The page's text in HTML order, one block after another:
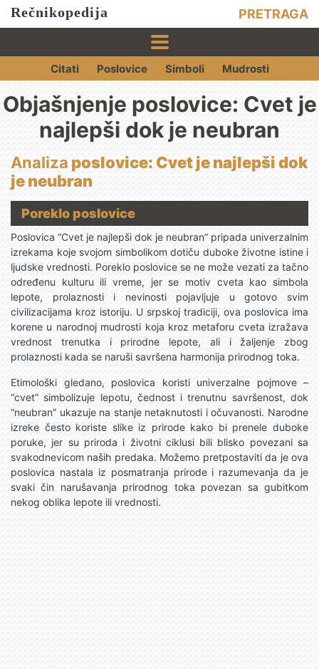
Rečnikopedija PRETRAGA
Citati Poslovice Simboli Mudrosti
Objašnjenje poslovice: Cvet je
najlepši dok je neubran
Analizaposlovice: Cvet je najlepši dok
je neubran
Poreklo poslovice
Poslovica “Cvet je najlepši dok je neubran” pripada univerzalnim
izrekama koje svojom simbolikom dotiču duboke životne istine i
ljudske vrednosti. Poreklo poslovice se ne može vezati za tačno
određenu kulturu ili vreme, jer se motiv cveta kao simbola
lepote, prolaznosti i nevinosti pojavljuje u gotovo svim
civilizacijama kroz istoriju. U srpskoj tradiciji, ova poslovica ima
korene u narodnoj mudrosti koja kroz metaforu cveta izražava
vrednost trenutka i prirodne lepote, ali i žaljenje zbog
prolaznosti kada se naruši savršena harmonija prirodnog toka.
Etimološki gledano, poslovica koristi univerzalne pojmove –
“cvet” simbolizuje lepotu, čednost i trenutnu savršenost, dok
“neubran” ukazuje na stanje netaknutosti i očuvanosti. Narodne
izreke često koriste slike iz prirode kako bi prenele duboke
poruke, jer su priroda i životni ciklusi bili blisko povezani sa
svakodnevicom naših predaka. Možemo pretpostaviti da je ova
poslovica nastala iz posmatranja prirode i razumevanja da je
svaki čin narušavanja prirodnog toka povezan sa gubitkom
nekog oblika lepote ili vrednosti.